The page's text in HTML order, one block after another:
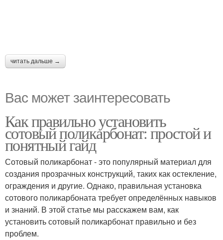
читать дальше →
Вас может заинтересовать
Как правильно установить
сотовый поликарбонат: простой и
понятный гайд
Сотовый поликарбонат - это популярный материал для
создания прозрачных конструкций, таких как остекление,
ограждения и другие. Однако, правильная установка
сотового поликарбоната требует определённых навыков
и знаний. В этой статье мы расскажем вам, как
установить сотовый поликарбонат правильно и без
проблем.